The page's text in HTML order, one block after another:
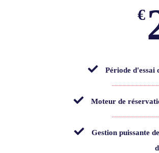
€
Période d'essai
Moteur de
Gestion puissante